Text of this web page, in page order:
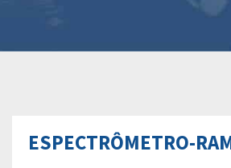
ESPECTRÔMETRO-